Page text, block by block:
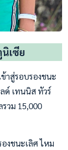
เซีย
าสู่รอบรองชนะ
ด์ เทนนิส ทัวร์
รวม 15,000
งชนะเลิศ ไหม